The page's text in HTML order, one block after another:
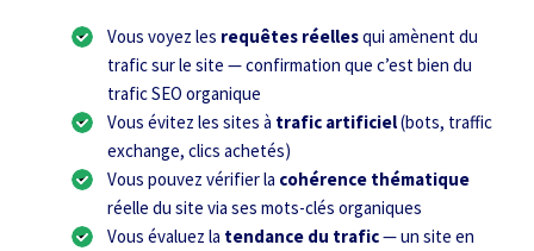
Vous voyez les requêtes réellesqui amènent du
trafic sur le site — confirmation que c’est bien du
trafic SEO organique
Vous évitez les sites à trafic artificiel(bots, traffic
exchange, clics achetés)
Vous pouvez vérifier la cohérence thématique
réelle du site via ses mots-clés organiques
Vous évaluez la tendance du trafic— un site en